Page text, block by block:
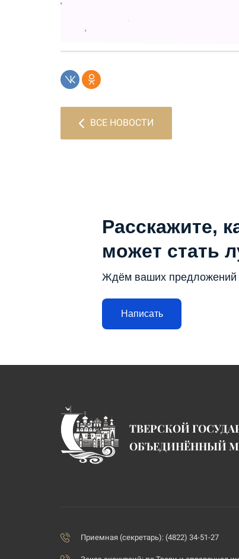
ВСЕ НОВОСТИ
Расскажите,
может стать
Ждём ваших предложений
Написать
ТВЕРСКОЙ
ОБЪЕДИНЁННЫЙ
Приемная (секретарь): (4822) 34-51-27